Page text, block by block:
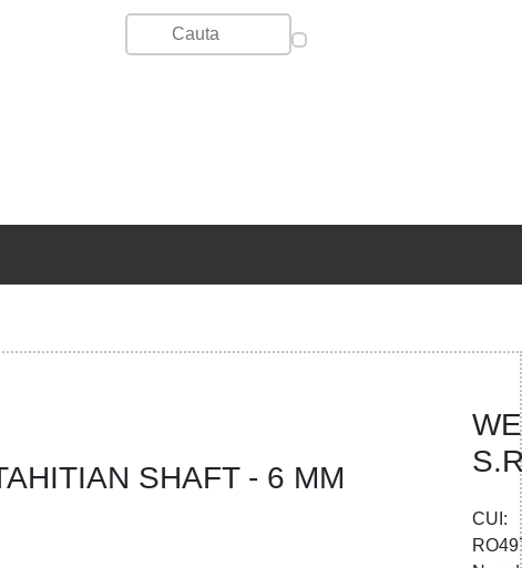
SHAFT - 6 MM
CUI: